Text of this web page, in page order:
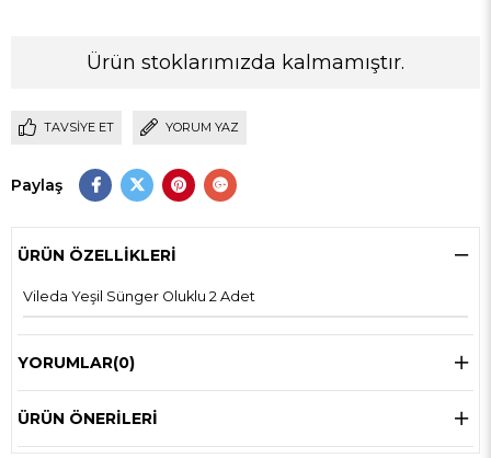
Ürün stoklarımızda kalmamıştır.
TAVSIYE ET YORUM YAZ
Paylaş
ÜRÜN ÖZELLIKLERI
Vileda Yeşil Sünger Oluklu 2 Adet
YORUMLAR(0)
ÜRÜN ÖNERILERI